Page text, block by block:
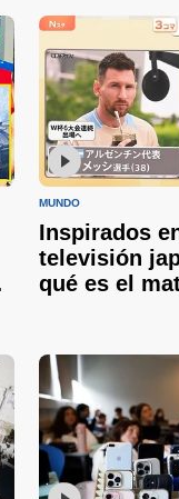
MUNDO
Inspirados
televisión
qué es el